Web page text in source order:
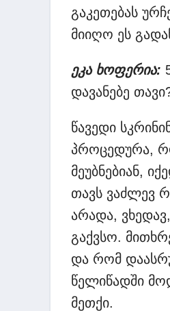
გაკეთებას
მიიღო ეს
ეკა ხოფერია:
დავანებე
წავედი
პროცედურა,
მეუბნებიან,
თავს ვაძლევ
არადა,
გაქვსო.
და რომ
წელიწადში
მეთქი.